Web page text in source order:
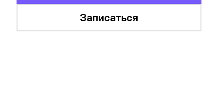
Записаться